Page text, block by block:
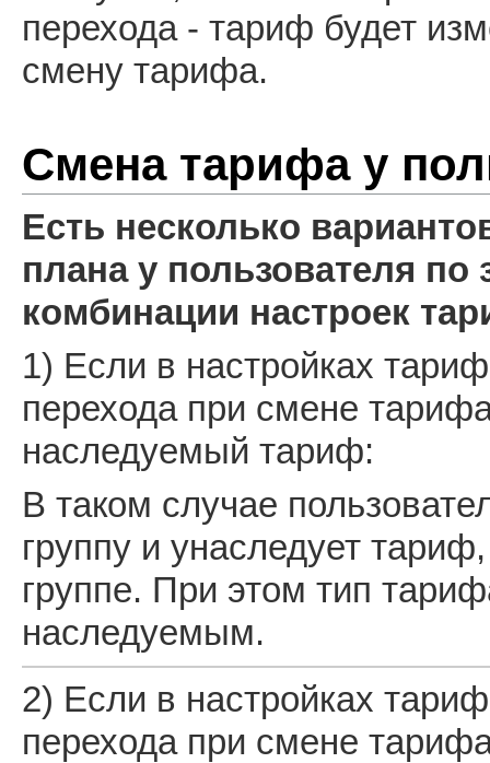
перехода - тариф будет
смену тарифа.
Смена тарифа у
Есть несколько
плана у пользователя по
комбинации настроек
1) Если в настройках
перехода при смене
наследуемый тариф:
В таком случае
группу и унаследует
группе. При этом тип
наследуемым.
2) Если в настройках
перехода при смене